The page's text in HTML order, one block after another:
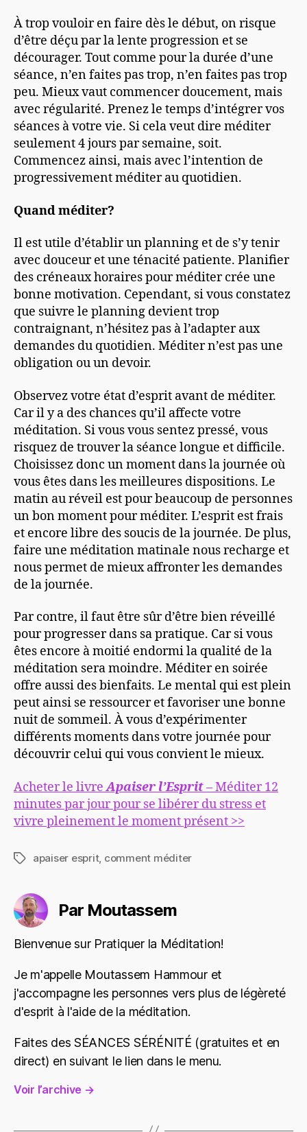
À trop vouloir en faire dès le début, on risque
d’être déçu par la lente progression et se
décourager. Tout comme pour la durée d’une
séance, n’en faites pas trop, n’en faites pas trop
peu. Mieux vaut commencer doucement, mais
avec régularité. Prenez le temps d’intégrer vos
séances à votre vie. Si cela veut dire méditer
seulement 4 jours par semaine, soit.
Commencez ainsi, mais avec l’intention de
progressivement méditer au quotidien.
Quand méditer?
Il est utile d’établir un planning et de s’y tenir
avec douceur et une ténacité patiente. Planifier
des créneaux horaires pour méditer crée une
bonne motivation. Cependant, si vous constatez
que suivre le planning devient trop
contraignant, n’hésitez pas à l’adapter aux
demandes du quotidien. Méditer n’est pas une
obligation ou un devoir.
Observez votre état d’esprit avant de méditer.
Car il y a des chances qu’il affecte votre
méditation. Si vous vous sentez pressé, vous
risquez de trouver la séance longue et difficile.
Choisissez donc un moment dans la journée où
vous êtes dans les meilleures dispositions. Le
matin au réveil est pour beaucoup de personnes
un bon moment pour méditer. L’esprit est frais
et encore libre des soucis de la journée. De plus,
faire une méditation matinale nous recharge et
nous permet de mieux affronter les demandes
de la journée.
Par contre, il faut être sûr d’être bien réveillé
pour progresser dans sa pratique. Car si vous
êtes encore à moitié endormi la qualité de la
méditation sera moindre. Méditer en soirée
offre aussi des bienfaits. Le mental qui est plein
peut ainsi se ressourcer et favoriser une bonne
nuit de sommeil. À vous d’expérimenter
différents moments dans votre journée pour
découvrir celui qui vous convient le mieux.
Acheter le livreApaiser l’Esprit– Méditer 12
minutes par jour pour se libérer du stress et
vivre pleinement le moment présent >>
Étiquettes
apaiser esprit, comment méditer
Par Moutassem
Bienvenue sur Pratiquer la Méditation!
Je m'appelle Moutassem Hammour et
j'accompagne les personnes vers plus de légèreté
d'esprit à l'aide de la méditation.
Faites des SÉANCES SÉRÉNITÉ (gratuites et en
direct) en suivant le lien dans le menu.
Voir l’archive →